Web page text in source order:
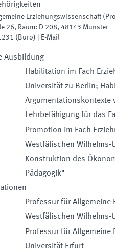
Erziehungswissenschaft
26, Raum: D 208, 48143 Münster
( Büro) E-Mail
Ausbildung
Habilitation im Fach
Universität zu Berlin;
Argumentationskontexte
Lehrbefähigung für das
Promotion im Fach
Westfälischen
Konstruktion des
Pädagogik"
Professur für Allgemeine
Westfälischen Wilhelms-
Professur für Allgemeine
Universität Erfurt